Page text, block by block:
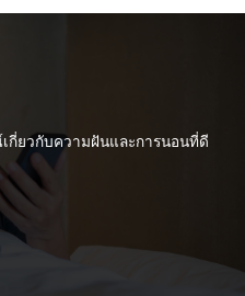
กี่ยวกับความฝันและการนอนที่ดี